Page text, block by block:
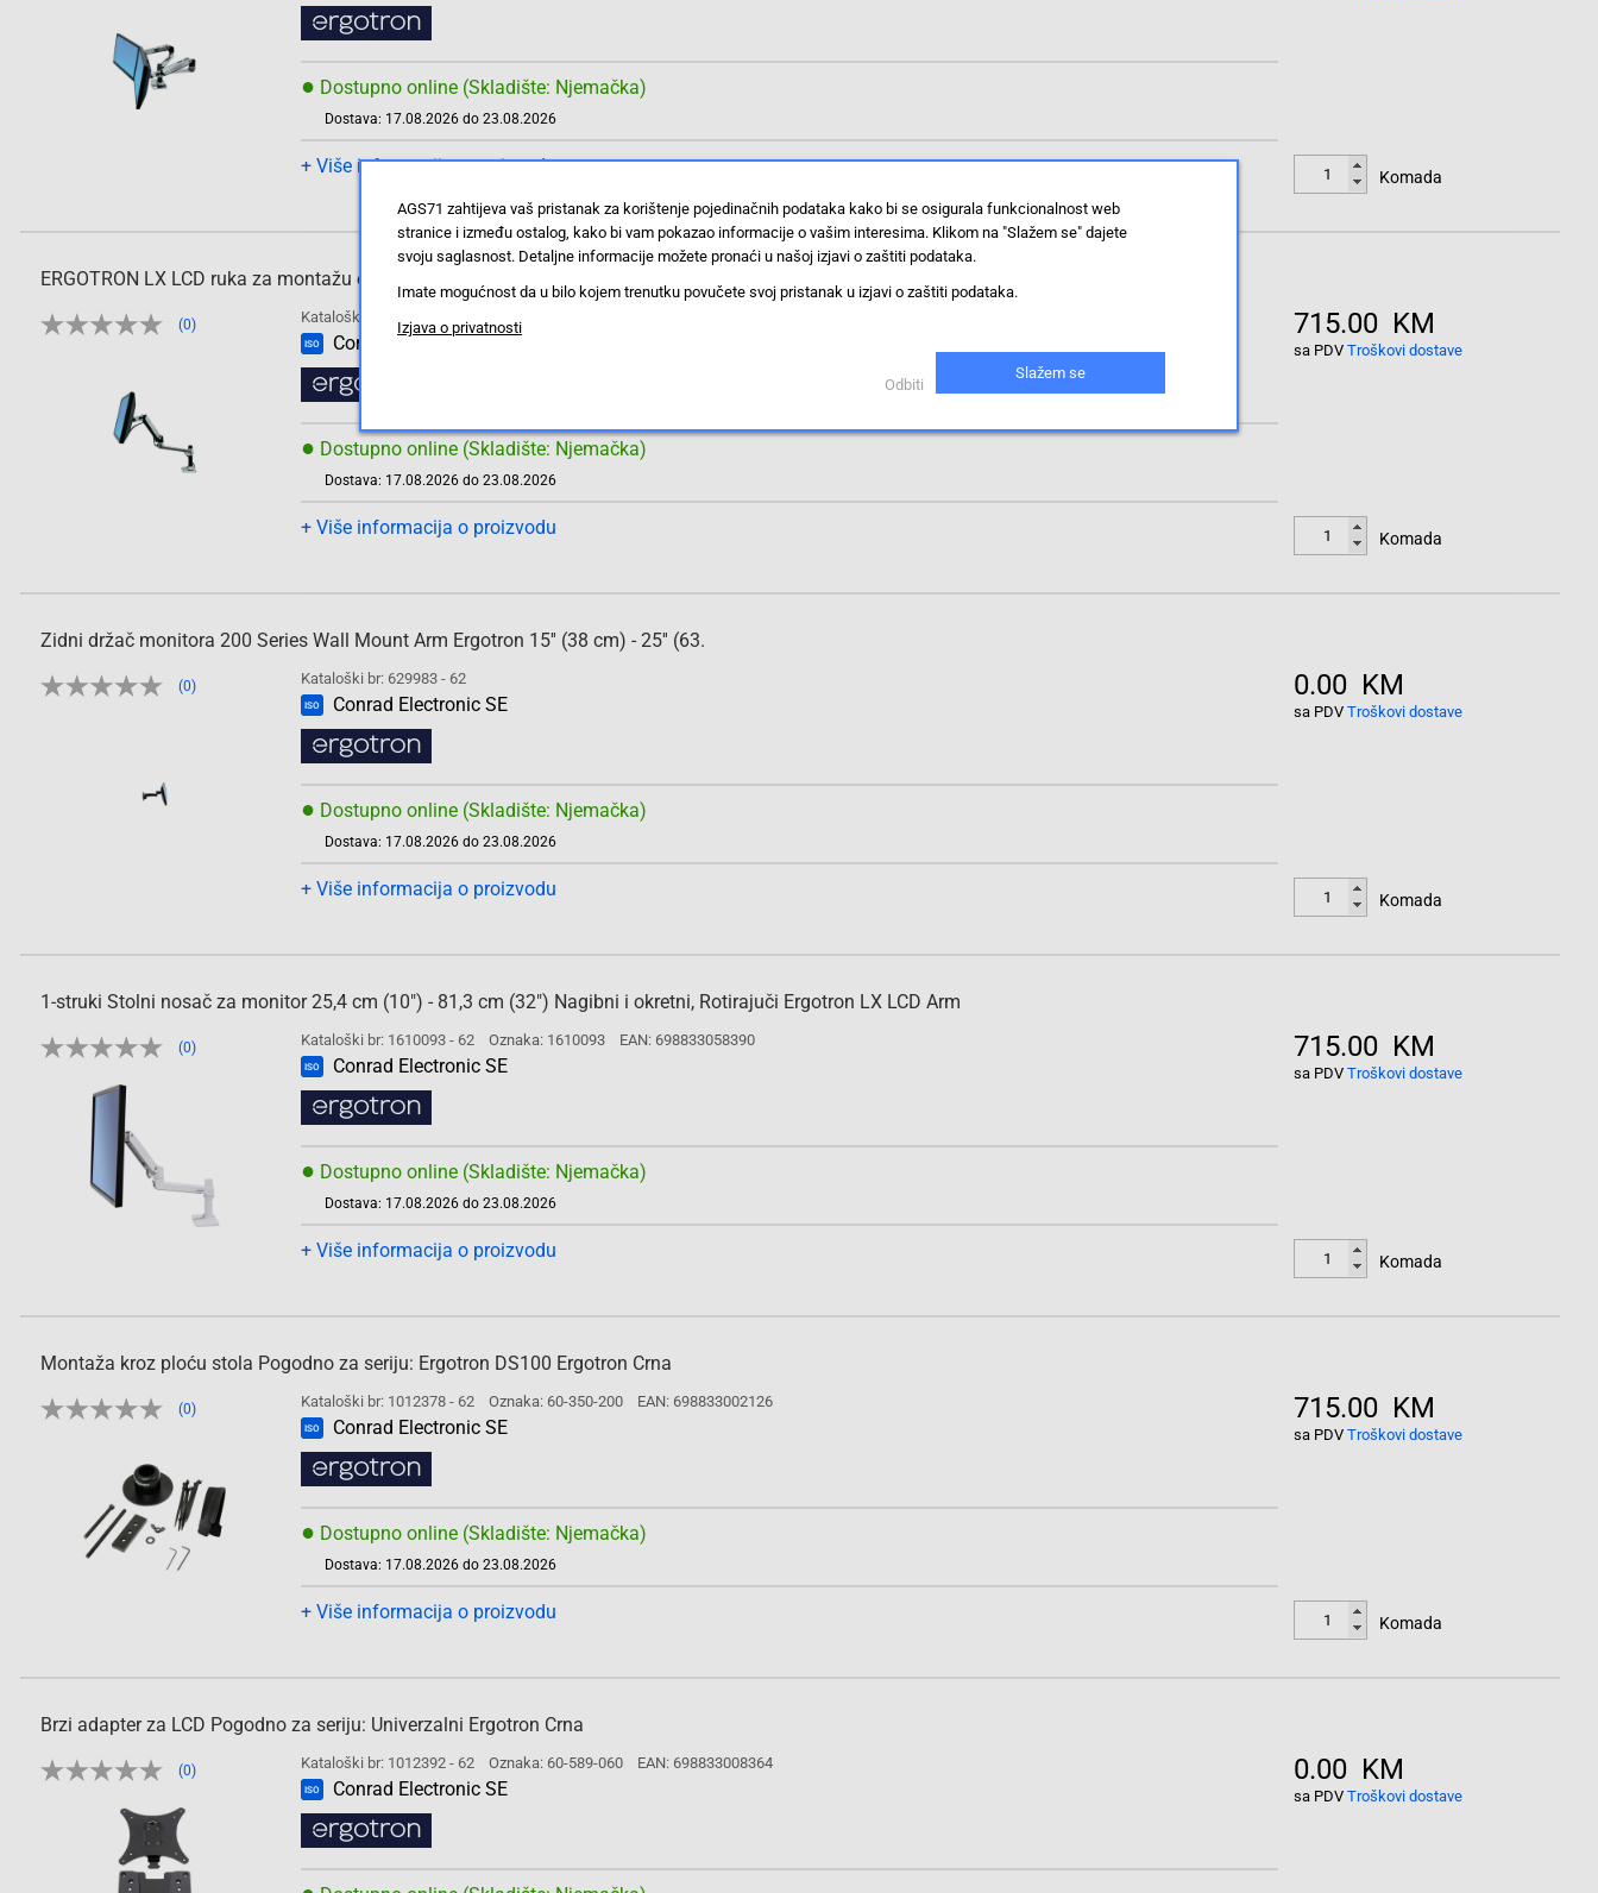
● Dostupno online (Skladište: Njemačka)
Dostava: 17.08.2026 do 23.08.2026
+ Više informacija o proizvodu
Komada
ERGOTRON LX LCD ruka za montažu ekrana na stol 45-241-026
(0) Kataloški br: 413604 - 62 Oznaka: 45-241-026
ISO Conrad Electronic SE
● Dostupno online (Skladište: Njemačka)
Dostava: 17.08.2026 do 23.08.2026
+ Više informacija o proizvodu
715.00 KM
sa PDV Troškovi dostave
Komada
Zidni držač monitora 200 Series Wall Mount Arm Ergotron 15'' (38 cm) - 25'' (63.
(0) Kataloški br: 629983 - 62
ISO Conrad Electronic SE
● Dostupno online (Skladište: Njemačka)
Dostava: 17.08.2026 do 23.08.2026
+ Više informacija o proizvodu
0.00 KM
sa PDV Troškovi dostave
Komada
1-struki Stolni nosač za monitor 25,4 cm (10") - 81,3 cm (32") Nagibni i okretni, Rotirajuči Ergotron LX LCD Arm
(0) Kataloški br: 1610093 - 62 Oznaka: 1610093 EAN: 698833058390
ISO Conrad Electronic SE
● Dostupno online (Skladište: Njemačka)
Dostava: 17.08.2026 do 23.08.2026
+ Više informacija o proizvodu
715.00 KM
sa PDV Troškovi dostave
Komada
Montaža kroz ploću stola Pogodno za seriju: Ergotron DS100 Ergotron Crna
(0) Kataloški br: 1012378 - 62 Oznaka: 60-350-200 EAN: 698833002126
ISO Conrad Electronic SE
● Dostupno online (Skladište: Njemačka)
Dostava: 17.08.2026 do 23.08.2026
+ Više informacija o proizvodu
715.00 KM
sa PDV Troškovi dostave
Komada
Brzi adapter za LCD Pogodno za seriju: Univerzalni Ergotron Crna
(0) Kataloški br: 1012392 - 62 Oznaka: 60-589-060 EAN: 698833008364
ISO Conrad Electronic SE
0.00 KM
sa PDV Troškovi dostave
AGS71 zahtijeva vaš pristanak za korištenje pojedinačnih podataka kako bi se osigurala funkcionalnost web
stranice i između ostalog, kako bi vam pokazao informacije o vašim interesima. Klikom na "Slažem se" dajete
svoju saglasnost. Detaljne informacije možete pronaći u našoj izjavi o zaštiti podataka.
Imate mogućnost da u bilo kojem trenutku povučete svoj pristanak u izjavi o zaštiti podataka.
Izjava o privatnosti
Odbiti
Slažem se